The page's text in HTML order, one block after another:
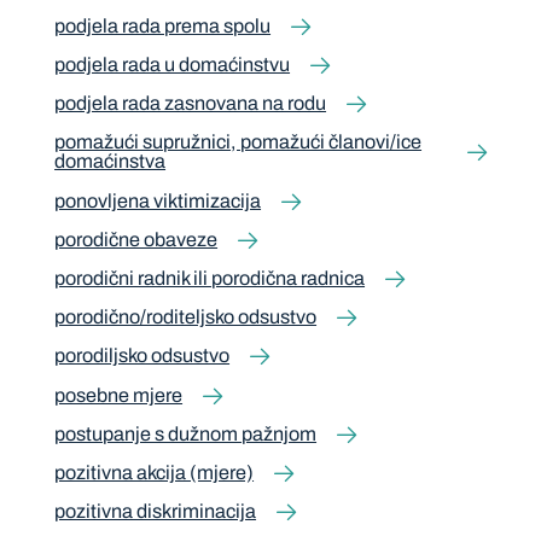
podjela rada prema spolu
podjela rada u domaćinstvu
podjela rada zasnovana na rodu
pomažući supružnici, pomažući članovi/ice
domaćinstva
ponovljena viktimizacija
porodične obaveze
porodični radnik ili porodična radnica
porodično/roditeljsko odsustvo
porodiljsko odsustvo
posebne mjere
postupanje s dužnom pažnjom
pozitivna akcija (mjere)
pozitivna diskriminacija